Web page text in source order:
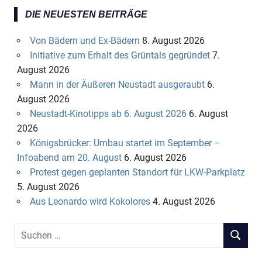
DIE NEUESTEN BEITRÄGE
Von Bädern und Ex-Bädern 8. August 2026
Initiative zum Erhalt des Grüntals gegründet 7.
August 2026
Mann in der Äußeren Neustadt ausgeraubt 6.
August 2026
Neustadt-Kinotipps ab 6. August 2026 6. August
2026
Königsbrücker: Umbau startet im September –
Infoabend am 20. August 6. August 2026
Protest gegen geplanten Standort für LKW-Parkplatz
5. August 2026
Aus Leonardo wird Kokolores 4. August 2026